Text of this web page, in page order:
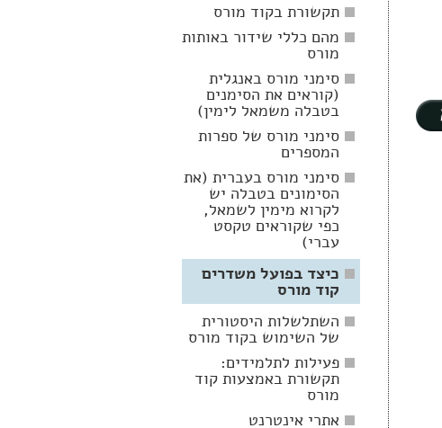
תקשורת בקוד מורס
מהם כללי שידור באותות
מורס
סימני מורס באנגלית
(קוראים את הסימנים
בטבלה משמאל לימין)
סימני מורס של ספרות
המספרים
סימני מורס בעברית (את
הסימונים בטבלה יש
לקרוא מימין לשמאל,
כפי שקוראים טקסט
עברי)
כיצד בפועל משדרים
קוד מורס
השתלשלות היסטורית
של השימוש בקוד מורס
פעילות לתלמידים:
תקשורת באמצעות קוד
מורס
אתרי אינטרנט